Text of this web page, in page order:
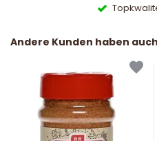
Andere Kunden haben